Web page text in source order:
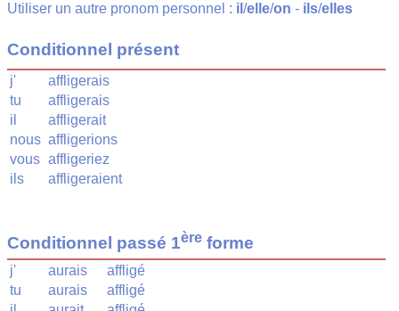
Utiliser un autre pronom personnel : il /elle/on - ils/elles
Conditionnel présent
j'
affligerais
tu
affligerais
il
affligerait
nous affligerions
vous affligeriez
ils
affligeraient
Conditionnel passé 1ère forme
j' aurais
affligé
tu
aurais
affligé